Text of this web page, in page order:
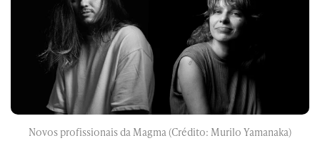
Novos profissionais da Magma (Crédito: Murilo Yamanaka)